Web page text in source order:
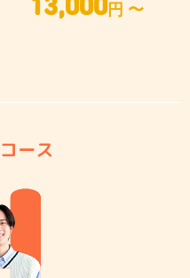
13,000円 〜
コース